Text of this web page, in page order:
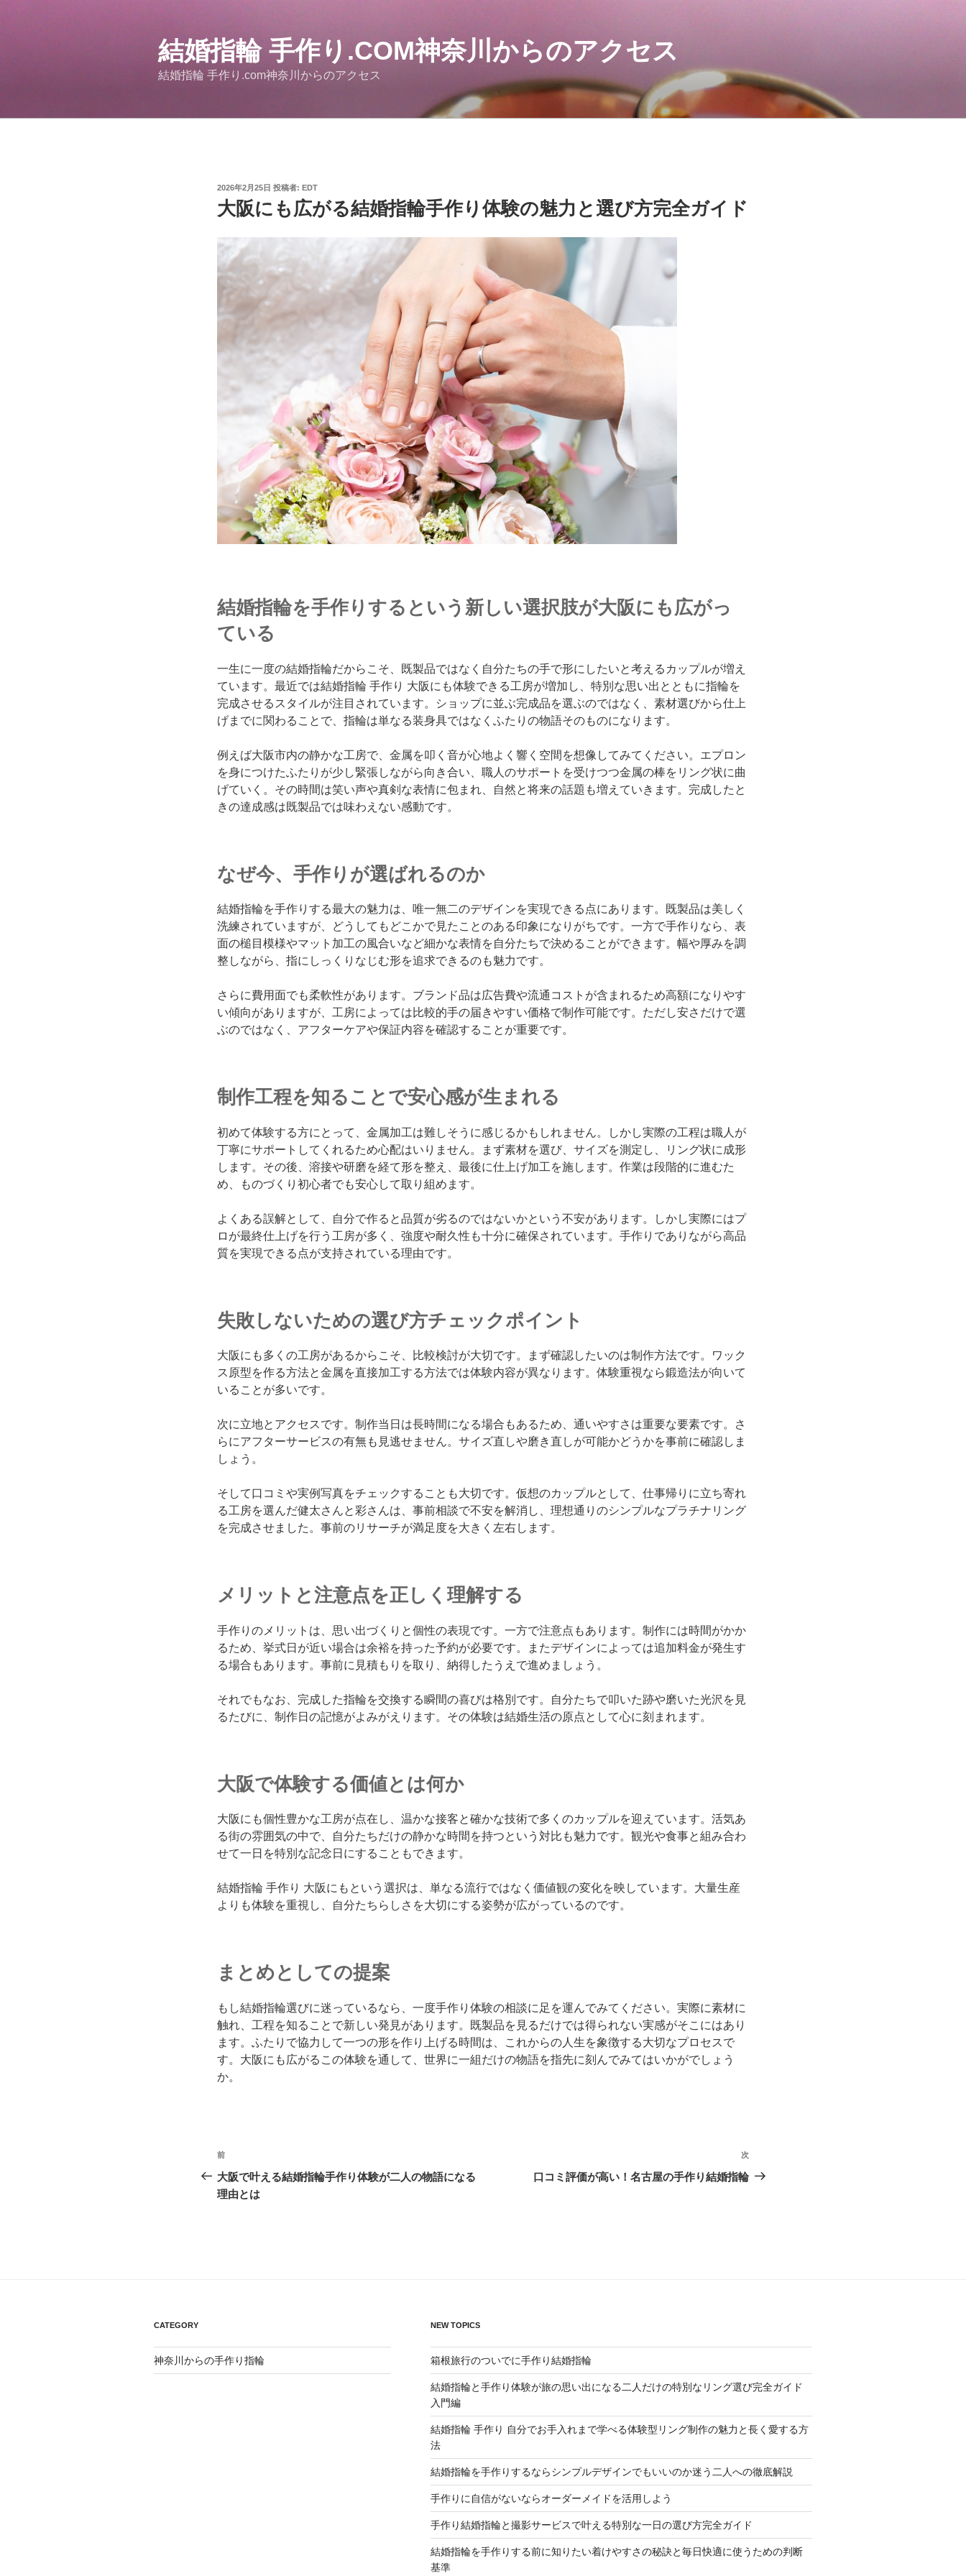
結婚指輪 手作り.COM神奈川からのアクセス
結婚指輪 手作り.com神奈川からのアクセス
投
日:
2026年2月25日 投稿者: EDT
大阪にも広がる結婚指輪手作り体験の魅力と選び方完全ガイド
結婚指輪を手作りするという新しい選択肢が大阪にも広がっ
ている
一生に一度の結婚指輪だからこそ、既製品ではなく自分たちの手で形にしたいと考えるカップルが増え
ています。最近では結婚指輪 手作り 大阪にも体験できる工房が増加し、特別な思い出とともに指輪を
完成させるスタイルが注目されています。ショップに並ぶ完成品を選ぶのではなく、素材選びから仕上
げまでに関わることで、指輪は単なる装身具ではなくふたりの物語そのものになります。
例えば大阪市内の静かな工房で、金属を叩く音が心地よく響く空間を想像してみてください。エプロン
を身につけたふたりが少し緊張しながら向き合い、職人のサポートを受けつつ金属の棒をリング状に曲
げていく。その時間は笑い声や真剣な表情に包まれ、自然と将来の話題も増えていきます。完成したと
きの達成感は既製品では味わえない感動です。
なぜ今、手作りが選ばれるのか
結婚指輪を手作りする最大の魅力は、唯一無二のデザインを実現できる点にあります。既製品は美しく
洗練されていますが、どうしてもどこかで見たことのある印象になりがちです。一方で手作りなら、表
面の槌目模様やマット加工の風合いなど細かな表情を自分たちで決めることができます。幅や厚みを調
整しながら、指にしっくりなじむ形を追求できるのも魅力です。
さらに費用面でも柔軟性があります。ブランド品は広告費や流通コストが含まれるため高額になりやす
い傾向がありますが、工房によっては比較的手の届きやすい価格で制作可能です。ただし安さだけで選
ぶのではなく、アフターケアや保証内容を確認することが重要です。
制作工程を知ることで安心感が生まれる
初めて体験する方にとって、金属加工は難しそうに感じるかもしれません。しかし実際の工程は職人が
丁寧にサポートしてくれるため心配はいりません。まず素材を選び、サイズを測定し、リング状に成形
します。その後、溶接や研磨を経て形を整え、最後に仕上げ加工を施します。作業は段階的に進むた
め、ものづくり初心者でも安心して取り組めます。
よくある誤解として、自分で作ると品質が劣るのではないかという不安があります。しかし実際にはプ
ロが最終仕上げを行う工房が多く、強度や耐久性も十分に確保されています。手作りでありながら高品
質を実現できる点が支持されている理由です。
失敗しないための選び方チェックポイント
大阪にも多くの工房があるからこそ、比較検討が大切です。まず確認したいのは制作方法です。ワック
ス原型を作る方法と金属を直接加工する方法では体験内容が異なります。体験重視なら鍛造法が向いて
いることが多いです。
次に立地とアクセスです。制作当日は長時間になる場合もあるため、通いやすさは重要な要素です。さ
らにアフターサービスの有無も見逃せません。サイズ直しや磨き直しが可能かどうかを事前に確認しま
しょう。
そして口コミや実例写真をチェックすることも大切です。仮想のカップルとして、仕事帰りに立ち寄れ
る工房を選んだ健太さんと彩さんは、事前相談で不安を解消し、理想通りのシンプルなプラチナリング
を完成させました。事前のリサーチが満足度を大きく左右します。
メリットと注意点を正しく理解する
手作りのメリットは、思い出づくりと個性の表現です。一方で注意点もあります。制作には時間がかか
るため、挙式日が近い場合は余裕を持った予約が必要です。またデザインによっては追加料金が発生す
る場合もあります。事前に見積もりを取り、納得したうえで進めましょう。
それでもなお、完成した指輪を交換する瞬間の喜びは格別です。自分たちで叩いた跡や磨いた光沢を見
るたびに、制作日の記憶がよみがえります。その体験は結婚生活の原点として心に刻まれます。
大阪で体験する価値とは何か
大阪にも個性豊かな工房が点在し、温かな接客と確かな技術で多くのカップルを迎えています。活気あ
る街の雰囲気の中で、自分たちだけの静かな時間を持つという対比も魅力です。観光や食事と組み合わ
せて一日を特別な記念日にすることもできます。
結婚指輪 手作り 大阪にもという選択は、単なる流行ではなく価値観の変化を映しています。大量生産
よりも体験を重視し、自分たちらしさを大切にする姿勢が広がっているのです。
まとめとしての提案
もし結婚指輪選びに迷っているなら、一度手作り体験の相談に足を運んでみてください。実際に素材に
触れ、工程を知ることで新しい発見があります。既製品を見るだけでは得られない実感がそこにはあり
ます。ふたりで協力して一つの形を作り上げる時間は、これからの人生を象徴する大切なプロセスで
す。大阪にも広がるこの体験を通して、世界に一組だけの物語を指先に刻んでみてはいかがでしょう
か。
投
稿
ナ
ン
過
去
の
前
大阪で叶える結婚指輪手作り体験が二人の物語になる
理由とは
の
次
口コミ評価が高い！名古屋の手作り結婚指輪
CATEGORY
神奈川からの手作り指輪
NEW TOPICS
箱根旅行のついでに手作り結婚指輪
結婚指輪と手作り体験が旅の思い出になる二人だけの特別なリング選び完全ガイド
入門編
結婚指輪 手作り 自分でお手入れまで学べる体験型リング制作の魅力と長く愛する方
法
結婚指輪を手作りするならシンプルデザインでもいいのか迷う二人への徹底解説
手作りに自信がないならオーダーメイドを活用しよう
手作り結婚指輪と撮影サービスで叶える特別な一日の選び方完全ガイド
結婚指輪を手作りする前に知りたい着けやすさの秘訣と毎日快適に使うための判断
基準